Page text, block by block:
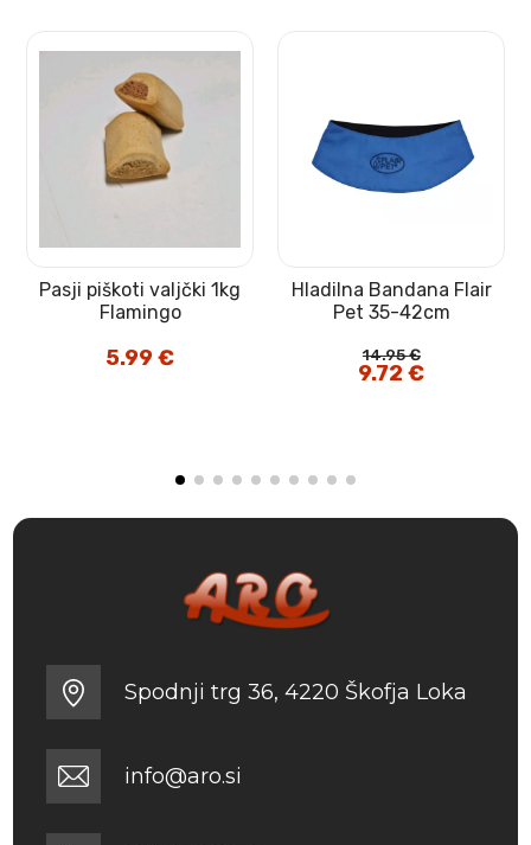
Pasji piškoti valjčki 1kg
Flamingo
5.99€
Hladilna Bandana Flair
Pet 35-42cm
14.95€
Izvirna
cena
9.72€Trenutna
cena
Spodnji trg 36, 4220 Škofja Loka
info@aro.si